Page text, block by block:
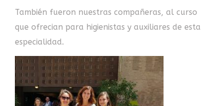
También fueron nuestras compañeras, al curso
que ofrecian para higienistas y auxiliares de esta
especialidad.